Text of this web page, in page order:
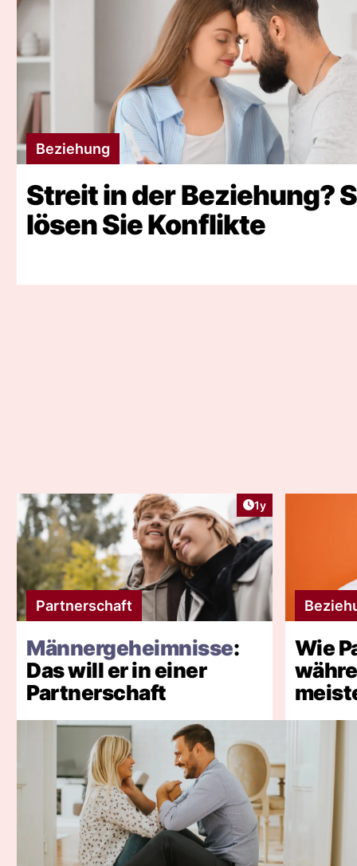
Beziehung
Streit in der Beziehung?
lösen Sie Konflikte
Artikel
1y
Partnerschaft
Männergeheimnisse:
Das will er in einer
Partnerschaft
Wie